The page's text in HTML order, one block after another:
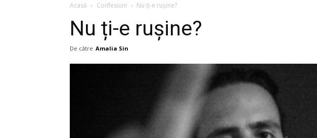
Acasă Confesiuni Nu ți-e rușine?
Nu ți-e rușine?
De către Amalia Sin